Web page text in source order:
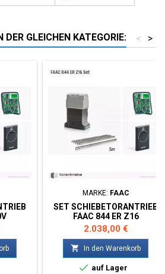
DER GLEICHEN KATEGORIE: >
<
MARKE: FAAC
SET SCHIEBETORANTRIEB
FAAC 844 ER Z16
Preis
2.038,00 €
 In den Warenkorb
 auf Lager